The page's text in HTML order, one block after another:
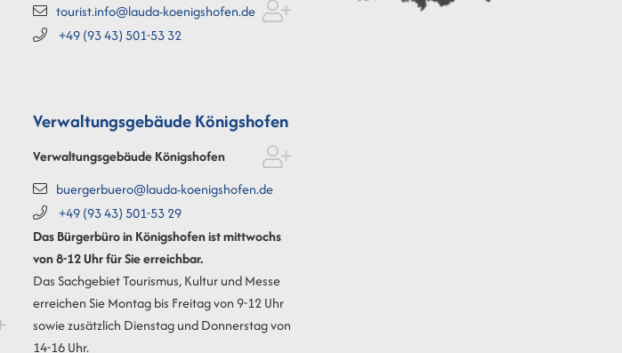
tourist.info@lauda-koenigshofen.de
+49 (9343) 501-5332
Verwaltungsgebäude Königshofen
Verwaltungsgebäude Königshofen
buergerbuero@lauda-koenigshofen.de
+49 (9343) 501-5329
Das Bürgerbüro in Königshofen ist mittwochs
von 8-12 Uhr für Sie erreichbar.
Das Sachgebiet Tourismus, Kultur und Messe
erreichen Sie Montag bis Freitag von 9-12 Uhr
sowie zusätzlich Dienstag und Donnerstag von
14-16 Uhr.